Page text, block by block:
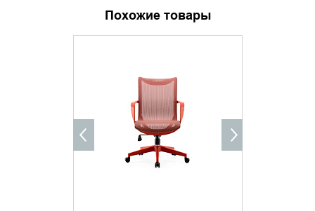
Похожие товары
УТОЧНИТЬ НАЛИЧИЕ